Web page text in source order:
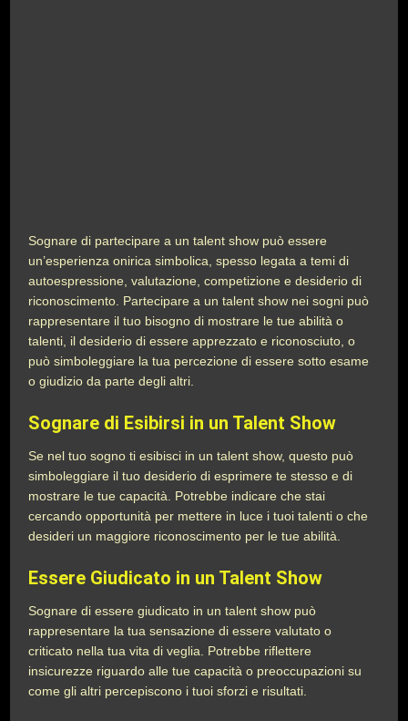
Sognare di partecipare a un talent show può essere
un’esperienza onirica simbolica, spesso legata a temi di
autoespressione, valutazione, competizione e desiderio di
riconoscimento. Partecipare a un talent show nei sogni può
rappresentare il tuo bisogno di mostrare le tue abilità o
talenti, il desiderio di essere apprezzato e riconosciuto, o
può simboleggiare la tua percezione di essere sotto esame
o giudizio da parte degli altri.
Sognare di Esibirsi in un Talent Show
Se nel tuo sogno ti esibisci in un talent show, questo può
simboleggiare il tuo desiderio di esprimere te stesso e di
mostrare le tue capacità. Potrebbe indicare che stai
cercando opportunità per mettere in luce i tuoi talenti o che
desideri un maggiore riconoscimento per le tue abilità.
Essere Giudicato in un Talent Show
Sognare di essere giudicato in un talent show può
rappresentare la tua sensazione di essere valutato o
criticato nella tua vita di veglia. Potrebbe riflettere
insicurezze riguardo alle tue capacità o preoccupazioni su
come gli altri percepiscono i tuoi sforzi e risultati.